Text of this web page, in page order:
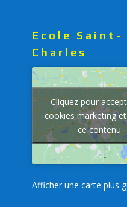
Ecole Saint-
Charles
Cliquez pour
cookies marketing
ce contenu
Afficher une carte plus